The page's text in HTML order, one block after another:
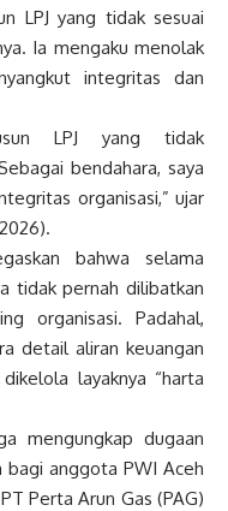
LPJ yang tidak sesuai
Ia mengaku menolak
integritas dan
LPJ yang tidak
bendahara, saya
organisasi,” ujar
bahwa selama
tidak pernah dilibatkan
organisasi. Padahal,
detail aliran keuangan
layaknya “harta
mengungkap dugaan
bagi anggota PWI Aceh
Perta Arun Gas (PAG)